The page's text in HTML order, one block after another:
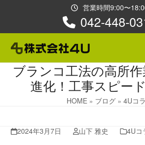
営業時間9:00〜
042-448-
ブランコ工法の高所
進化！工事スピー
HOME » ブログ » 4Uコ
2024年3月7日 山下 雅史 4Uコ